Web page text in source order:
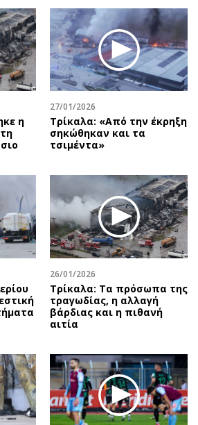
η
27/01/2026
Τρίκαλα: «Από την έκρηξη
σηκώθηκαν και τα
τσιμέντα»
26/01/2026
Τρίκαλα: Τα πρόσωπα της
τραγωδίας, η αλλαγή
βάρδιας και η πιθανή
αιτία